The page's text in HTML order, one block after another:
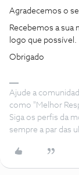
Agradecemos o
Recebemos a sua
logo que possível.
Obrigado
Ajude a
como "Melhor
Siga os perfis da
sempre a par das